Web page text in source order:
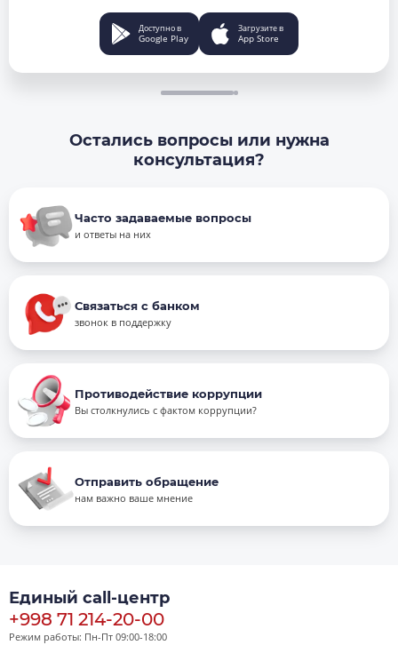
Доступно в
Google Play
Загрузите в
App Store
Остались вопросы или нужна
консультация?
Часто задаваемые вопросы
и ответы на них
Связаться с банком
звонок в поддержку
Противодействие коррупции
Вы столкнулись с фактом коррупции?
Отправить обращение
нам важно ваше мнение
Единый call-центр
+998 71 214-20-00
Режим работы: Пн-Пт 09:00-18:00